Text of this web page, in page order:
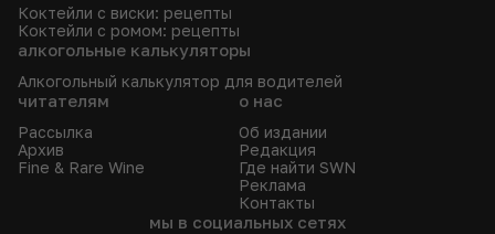
Коктейли с виски: рецепты
Коктейли с ромом: рецепты
алкогольные калькуляторы
Алкогольный калькулятор для водителей
читателям
Рассылка
Архив
Fine & Rare Wine
о нас
Об издании
Редакция
Где найти SWN
Реклама
Контакты
мы в социальных сетях